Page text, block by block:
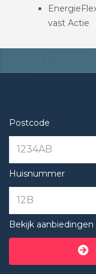
vast Actie
Postcode
Huisnummer
Bekijk aanbiedingen